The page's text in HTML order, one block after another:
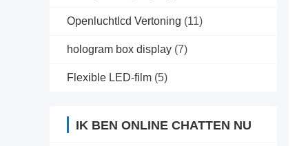
Openluchtlcd Vertoning (11)
hologram box display (7)
Flexible LED-film (5)
IK BEN ONLINE CHATTEN NU